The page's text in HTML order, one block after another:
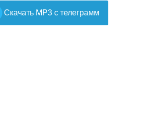
Cкачать MP3 с телеграмм